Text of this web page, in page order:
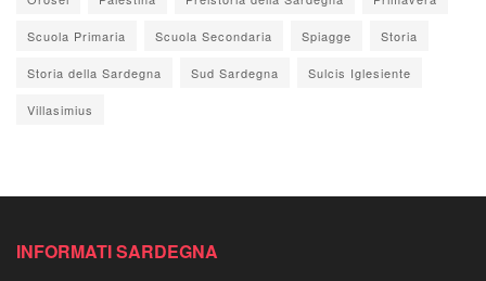
Scuola Primaria Scuola Secondaria Spiagge Storia
Storia della Sardegna Sud Sardegna Sulcis Iglesiente
Villasimius
INFORMATI SARDEGNA